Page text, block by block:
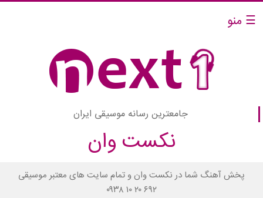
☰ منو
جامعترین رسانه موسیقی ایران
نکست وان
پخش آهنگ شما در نکست وان و تمام سایت های معتبر موسیقی
۰۹۳۸ ۱۰ ۲۰ ۶۹۲